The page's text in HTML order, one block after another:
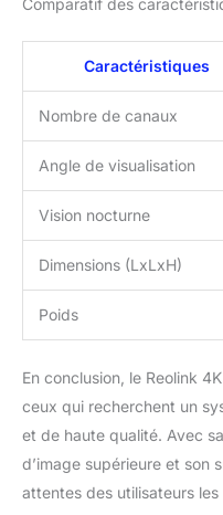
Comparatif des
Caractéristiques
Nombre de canaux
Angle de visualisation
Vision nocturne
Dimensions (LxLxH)
Poids
En conclusion, le Reolink
ceux qui recherchent un
et de haute qualité. Avec
d’image supérieure et son
attentes des utilisateurs